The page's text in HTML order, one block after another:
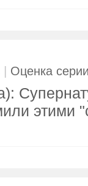
| Оценка
этими